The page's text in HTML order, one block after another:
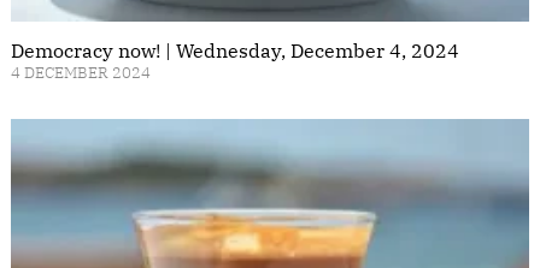
Democracy now! | Wednesday, December 4, 2024
4 DECEMBER 2024